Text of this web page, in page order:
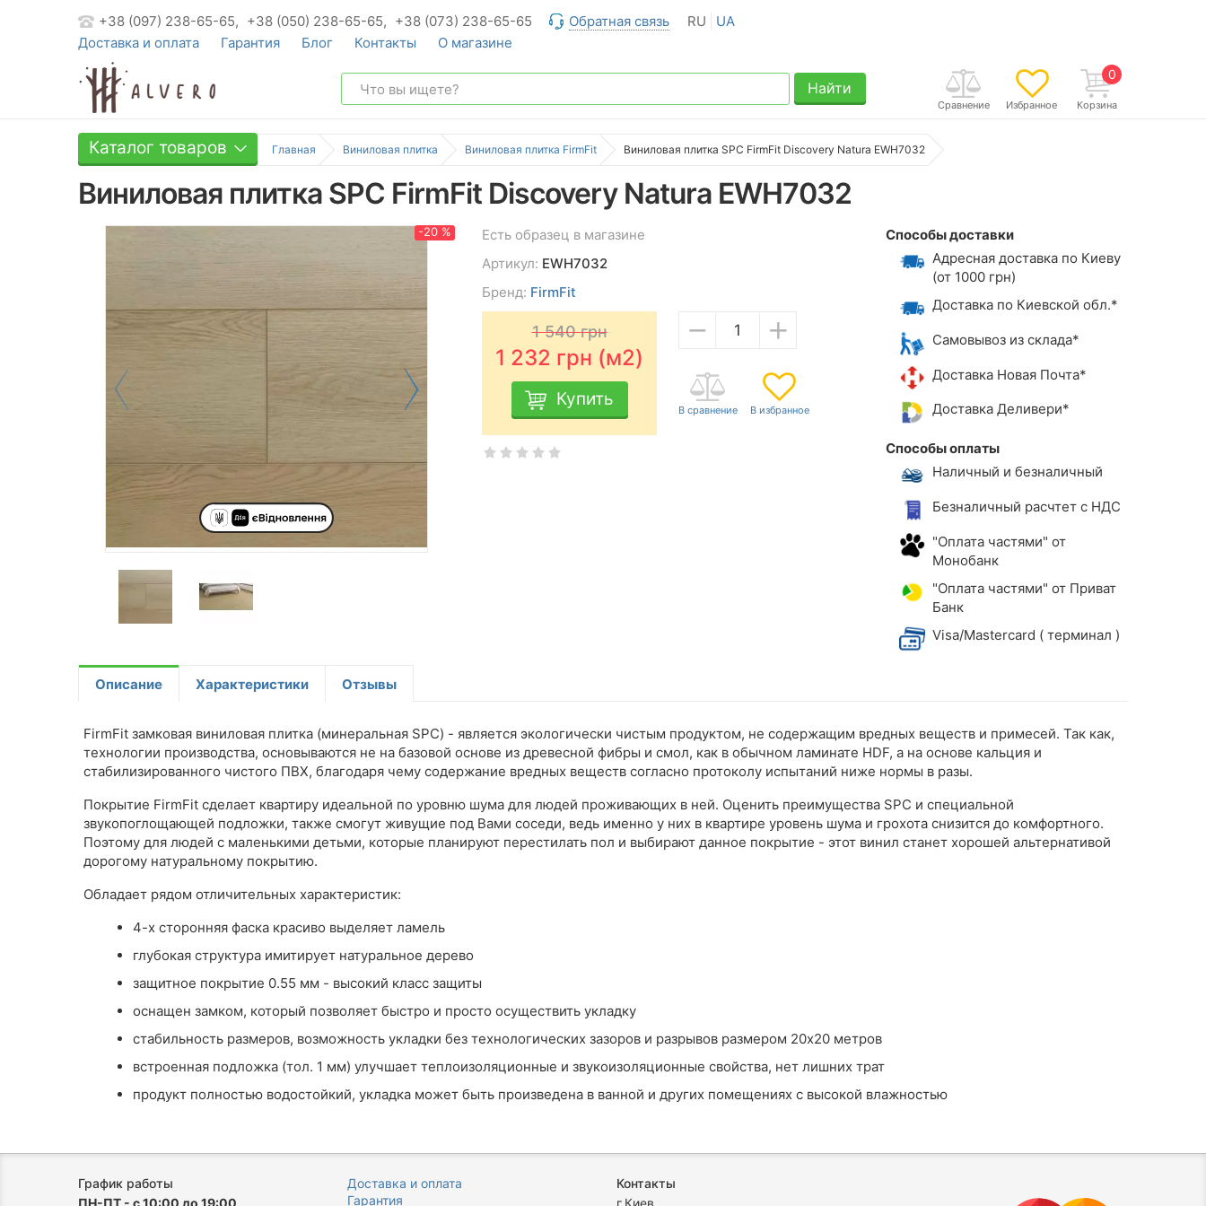
+38 (097) 238-65-65, +38 (050) 238-65-65, +38 (073) 238-65-65 Обратная связь RU
UA
Доставка и оплата
Гарантия Блог Контакты О магазине
0
Корзина
Избранное
Сравнение
Найти
Каталог товаров Главная Виниловая плитка Виниловая плитка FirmFit Виниловая плитка SPC FirmFit Discovery Natura EWH7032
Виниловая плитка SPC FirmFit Discovery Natura EWH7032
-20 %
Есть образец в магазине
Артикул: EWH7032
Бренд: FirmFit
1 540грн
1 232 грн (м2)
Купить
− +
Способы доставки
Адресная доставка по Киеву
(от 1000 грн)
Доставка по Киевской обл.*
Самовывоз из склада*
Доставка Новая Почта*
Доставка Деливери*
Способы оплаты
Наличный и безналичный
Безналичный расчтет с НДС
"Оплата частями" от
Монобанк
"Оплата частями" от Приват
Банк
Visa/Mastercard ( терминал )
Описание Характеристики Отзывы
FirmFit замковая виниловая плитка (минеральная SPC) - является экологически чистым продуктом, не содержащим вредных веществ и примесей. Так как,
технологии производства, основываются не на базовой основе из древесной фибры и смол, как в обычном ламинате HDF, а на основе кальция и
стабилизированного чистого ПВХ, благодаря чему содержание вредных веществ согласно протоколу испытаний ниже нормы в разы.
Покрытие FirmFit сделает квартиру идеальной по уровню шума для людей проживающих в ней. Оценить преимущества SPC и специальной
звукопоглощающей подложки, также смогут живущие под Вами соседи, ведь именно у них в квартире уровень шума и грохота снизится до комфортного.
Поэтому для людей с маленькими детьми, которые планируют перестилать пол и выбирают данное покрытие - этот винил станет хорошей альтернативой
дорогому натуральному покрытию.
Обладает рядом отличительных характеристик:
4-х сторонняя фаска красиво выделяет ламель
глубокая структура имитирует натуральное дерево
защитное покрытие 0.55 мм - высокий класс защиты
оснащен замком, который позволяет быстро и просто осуществить укладку
cтабильность размеров, возможность укладки без технологических зазоров и разрывов размером 20х20 метров
встроенная подложка (тол. 1 мм) улучшает теплоизоляционные и звукоизоляционные свойства, нет лишних трат
продукт полностью водостойкий, укладка может быть произведена в ванной и других помещениях с высокой влажностью
График работы
ПН-ПТ - с 10:00 до 19:00
Доставка и оплата
Гарантия
Контакты
г.Киев